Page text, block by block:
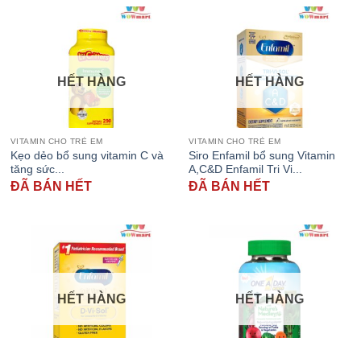
HẾT HÀNG
VITAMIN CHO TRẺ EM
Kẹo dẻo bổ sung vitamin C và
tăng sức...
ĐÃ BÁN HẾT
HẾT HÀNG
VITAMIN CHO TRẺ EM
Siro Enfamil bổ sung Vitamin
A,C&D Enfamil Tri Vi...
ĐÃ BÁN HẾT
HẾT HÀNG HẾT HÀNG